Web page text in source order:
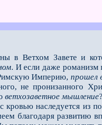
в Ветхом Завете и
. И если даже романизм
Римскую Империю,прошeл
не пронизанного
ветхозаветное мышление?
наследуется из
благодаря развитию